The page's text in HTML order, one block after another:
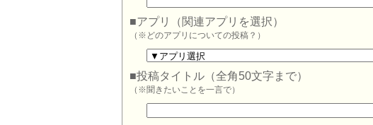
■アプリ（関連アプリを選択）
（※どのアプリについての投稿？）
■投稿タイトル（全角50文字まで）
（※聞きたいことを一言で）